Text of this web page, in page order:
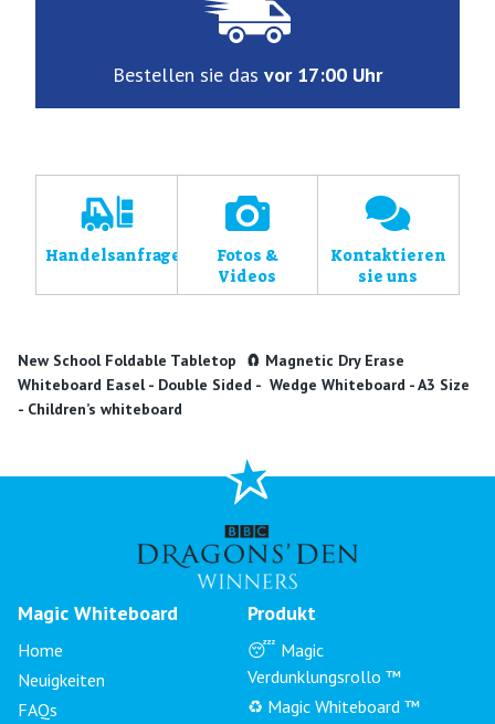
Bestellen sie das vor 17:00 Uhr
Handelsanfragen
Fotos &
Videos
Kontaktieren
sie uns
New School Foldable Tabletop 🧲 Magnetic Dry Erase
Whiteboard Easel - Double Sided - Wedge Whiteboard - A3 Size
- Children’s whiteboard
Magic Whiteboard
Home
Neuigkeiten
FAQs
Produkt
😴 Magic
Verdunklungsrollo ™
♻️ Magic Whiteboard ™